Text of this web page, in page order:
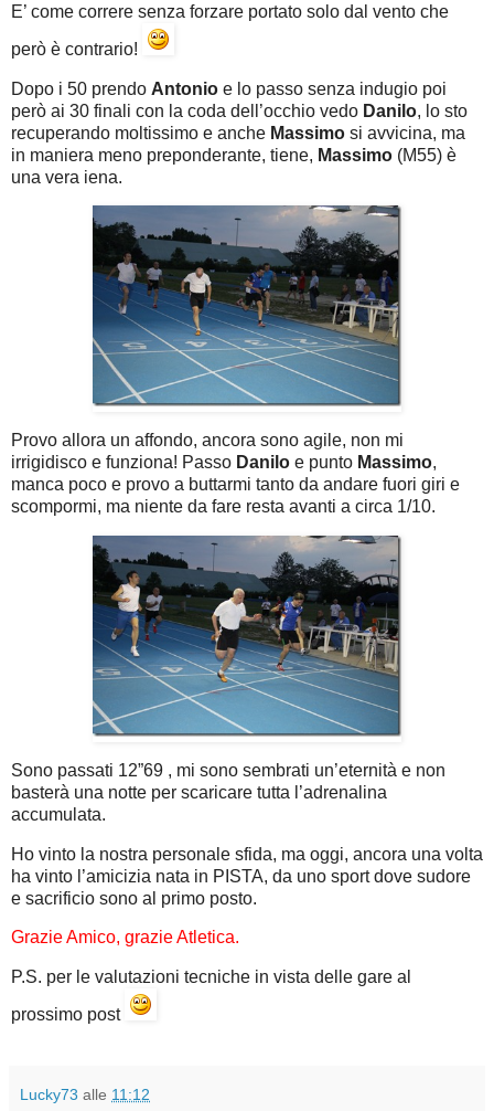
E’ come correre senza forzare portato solo dal vento che
però è contrario!
Dopo i 50 prendo Antonio e lo passo senza indugio poi
però ai 30 finali con la coda dell’occhio vedo Danilo, lo sto
recuperando moltissimo e anche Massimo si avvicina, ma
in maniera meno preponderante, tiene, Massimo (M55) è
una vera iena.
Provo allora un affondo, ancora sono agile, non mi
irrigidisco e funziona! Passo Danilo e punto Massimo,
manca poco e provo a buttarmi tanto da andare fuori giri e
scompormi, ma niente da fare resta avanti a circa 1/10.
Sono passati 12”69 , mi sono sembrati un’eternità e non
basterà una notte per scaricare tutta l’adrenalina
accumulata.
Ho vinto la nostra personale sfida, ma oggi, ancora una volta
ha vinto l’amicizia nata in PISTA, da uno sport dove sudore
e sacrificio sono al primo posto.
Grazie Amico, grazie Atletica.
P.S. per le valutazioni tecniche in vista delle gare al
prossimo post
Lucky73 alle 11:12